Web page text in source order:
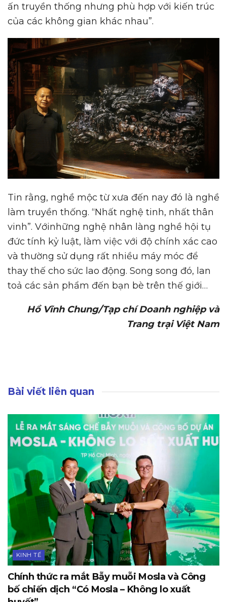
ấn truyền thống nhưng phù hợp với kiến trúc
của các không gian khác nhau”.
Tin rằng, nghề mộc từ xưa đến nay đó là nghề
làm truyền thống. “Nhất nghệ tinh, nhất thân
vinh”. Vớinhững nghệ nhân làng nghề hội tụ
đức tính kỷ luật, làm việc với độ chính xác cao
và thường sử dụng rất nhiều máy móc để
thay thế cho sức lao động. Song song đó, lan
toả các sản phẩm đến bạn bè trên thế giới…
Hồ Vĩnh Chung/Tạp chí Doanh nghiệp và
Trang trại Việt Nam
Bài viết liên quan
KINH TẾ
Chính thức ra mắt Bẫy muỗi Mosla và Công
bố chiến dịch “Có Mosla – Không lo xuất